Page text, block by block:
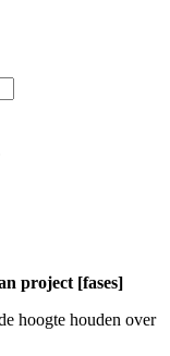
project [fases]
hoogte houden over